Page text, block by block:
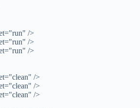
/>
/>
/>
/>
/>
/>